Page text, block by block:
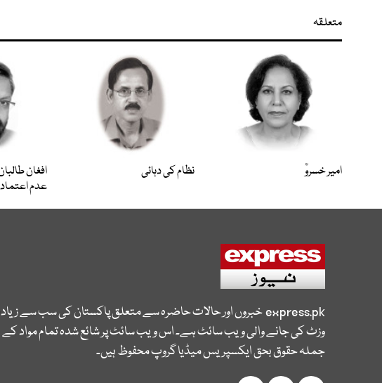
متعلقہ
امیر خسروؒ نظام کی دہائی
افغان
عدم اعتماد
express.pkخبروں اور حالات حاضرہ سے متعلق پاکستان کی سب سے
وزٹ کی جانے والی ویب سائٹ ہے۔ اس ویب سائٹ پر شائع شدہ تمام مواد کے
جملہ حقوق بحق ایکسپریس میڈیا گروپ محفوظ ہیں۔